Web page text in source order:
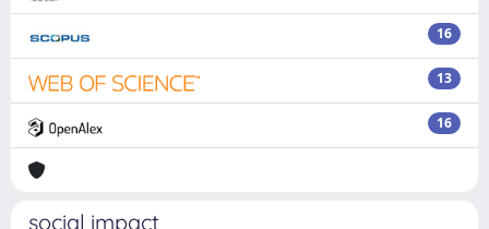
16
13
16
social impact